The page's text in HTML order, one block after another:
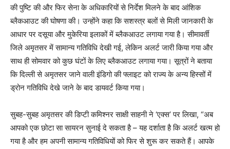
की पुष्टि की और फिर सेना के अधिकारियों से निर्देश मिलने के बाद आंशिक
ब्लैकआउट की घोषणा की। उन्होंने कहा कि सशस्त्र बलों से मिली जानकारी के
आधार पर दसूया और मुकेरिया इलाकों में ब्लैकआउट लगाया गया है। सीमावर्ती
जिले अमृतसर में सामान्य गतिविधि देखी गई, लेकिन अलर्ट जारी किया गया और
साथ ही सोमवार को कुछ घंटों के लिए ब्लैकआउट लगाया गया। सूत्रों ने बताया
कि दिल्ली से अमृतसर जाने वाली इंडिगो की फ्लाइट को राज्य के अन्य हिस्सों में
ड्रोन गतिविधि देखे जाने के बाद डायवर्ट किया गया।
सुबह-सुबह अमृतसर की डिप्टी कमिश्नर साक्षी साहनी ने ‘एक्स’ पर लिखा, “अब
आपको एक छोटा सा सायरन सुनाई दे सकता है – यह दर्शाता है कि अलर्ट खत्म हो
गया है और हम अपनी सामान्य गतिविधियों को फिर से शुरू कर सकते हैं। आपके